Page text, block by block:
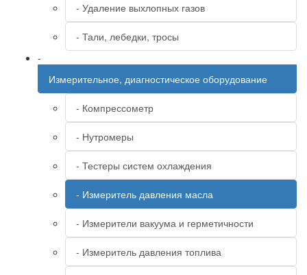
- Удаление выхлопных газов
- Тали, лебедки, тросы
-
Измерительное, диагностическое оборудование
- Компрессометр
- Нутромеры
- Тестеры систем охлаждения
- Измеритель давления масла
- Измерители вакуума и герметичности
- Измеритель давления топлива